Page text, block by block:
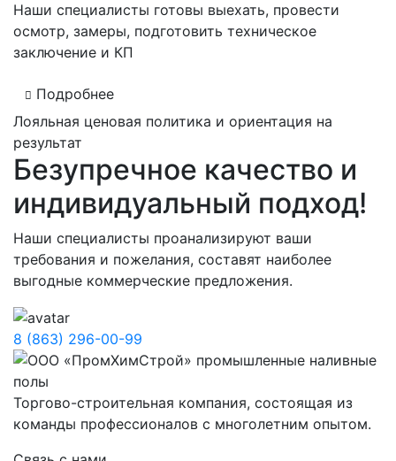
Наши специалисты готовы выехать, провести
осмотр, замеры, подготовить техническое
заключение и КП
Подробнее
Лояльная ценовая политика и ориентация на
результат
Безупречное качество и
индивидуальный подход!
Наши специалисты проанализируют ваши
требования и пожелания, составят наиболее
выгодные коммерческие предложения.
8 (863) 296-00-99
Торгово-строительная компания, состоящая из
команды профессионалов с многолетним опытом.